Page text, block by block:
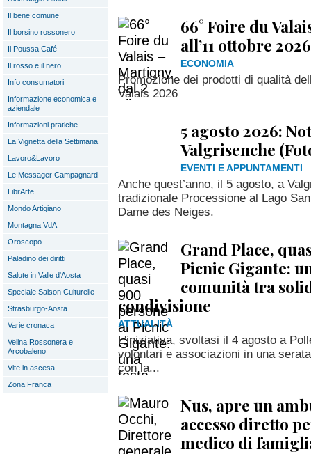
Il bene comune
Il borsino rossonero
Il Poussa Café
Il rosso e il nero
Info consumatori
Informazione economica e
aziendale
Informazioni pratiche
La Vignetta della Settimana
Lavoro&Lavoro
Le Messager Campagnard
LibrArte
Mondo Artigiano
Montagna VdA
Oroscopo
Paladino dei diritti
Salute in Valle d'Aosta
Speciale Saison Culturelle
Strasburgo-Aosta
Varie cronaca
Velina Rossonera e
Arcobaleno
Vite in ascesa
Zona Franca
66° Foire du
all’11 ottobre 2026
ECONOMIA
Promozione dei prodotti di qualità
Valais 2026
5 agosto 2026:
Valgrisenche
EVENTI E APPUNTAMENTI
Anche quest’anno, il 5 agosto, a
tradizionale Processione al Lago
Dame des Neiges.
Grand Place,
Picnic Gigante:
comunità tra
condivisione
ATTUALITÀ
L'iniziativa, svoltasi il 4 agosto a
volontari e associazioni in una
con la...
Nus, apre un
accesso diretto
medico di